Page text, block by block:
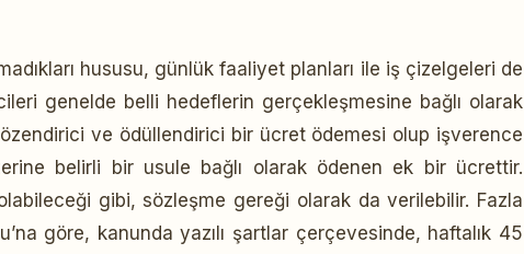
hususu, günlük faaliyet planları ile iş çizelgeleri de
genelde belli hedeflerin gerçekleşmesine bağlı olarak
özendirici ve ödüllendirici bir ücret ödemesi olup işverence
belirli bir usule bağlı olarak ödenen ek bir ücrettir.
gibi, sözleşme gereği olarak da verilebilir. Fazla
göre, kanunda yazılı şartlar çerçevesinde, haftalık 45